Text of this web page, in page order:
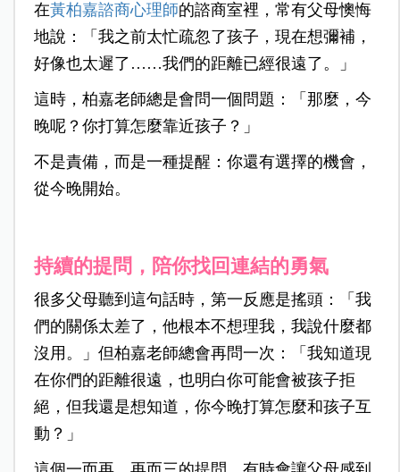
在黃柏嘉諮商心理師的諮商室裡，常有父母懊悔
地說：「我之前太忙疏忽了孩子，現在想彌補，
好像也太遲了……我們的距離已經很遠了。」
這時，柏嘉老師總是會問一個問題：「那麼，今
晚呢？你打算怎麼靠近孩子？」
不是責備，而是一種提醒：你還有選擇的機會，
從今晚開始。
持續的提問，陪你找回連結的勇氣
很多父母聽到這句話時，第一反應是搖頭：「我
們的關係太差了，他根本不想理我，我說什麼都
沒用。」但柏嘉老師總會再問一次：「我知道現
在你們的距離很遠，也明白你可能會被孩子拒
絕，但我還是想知道，你今晚打算怎麼和孩子互
動？」